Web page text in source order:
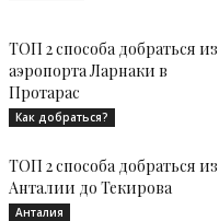
ТОП 2 способа добраться из
аэропорта Ларнаки в
Протарас
Как добраться?
ТОП 2 способа добраться из
Анталии до Текирова
Анталия